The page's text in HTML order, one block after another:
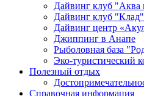
Дайвинг клуб "Аква
Дайвинг клуб "Клад"
Дайвинг центр
Джиппинг в Анапе
Рыболовная база
Эко-туристический
Полезный отдых
Справочная информация